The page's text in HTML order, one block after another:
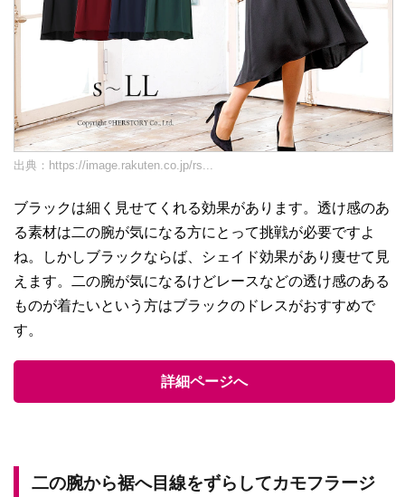
出典： https://image.rakuten.co.jp/rs...
ブラックは細く見せてくれる効果があります。透け感のあ
る素材は二の腕が気になる方にとって挑戦が必要ですよ
ね。しかしブラックならば、シェイド効果があり痩せて見
えます。二の腕が気になるけどレースなどの透け感のある
ものが着たいという方はブラックのドレスがおすすめで
す。
詳細ページへ
二の腕から裾へ目線をずらしてカモフラージ